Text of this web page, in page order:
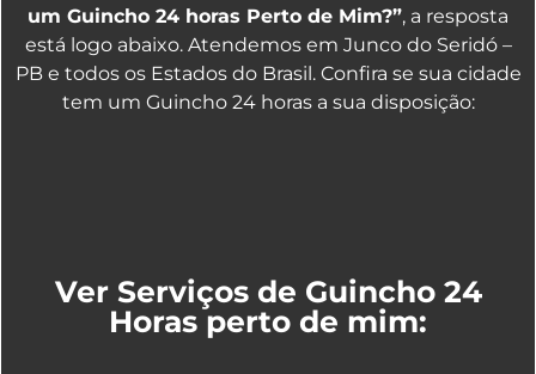
um Guincho 24 horas Perto de Mim?”, a resposta
está logo abaixo. Atendemos em Junco do Seridó –
PB e todos os Estados do Brasil. Confira se sua cidade
tem um Guincho 24 horas a sua disposição:
Ver Serviços de Guincho 24
Horas perto de mim: